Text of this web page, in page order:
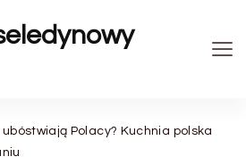
ubóstwiają Polacy? Kuchnia polska